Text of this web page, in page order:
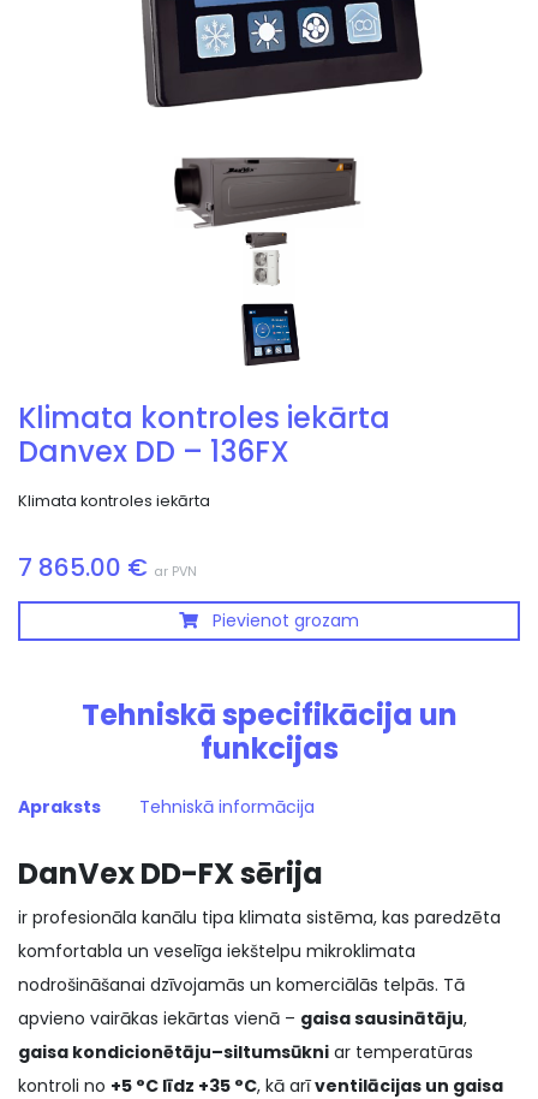
Klimata kontroles iekārta
Danvex DD – 136FX
Klimata kontroles iekārta
7 865.00 € ar PVN
Pievienot grozam
Tehniskā specifikācija un
funkcijas
Apraksts Tehniskā informācija
DanVex DD-FX sērija
ir profesionāla kanālu tipa klimata sistēma, kas paredzēta
komfortabla un veselīga iekštelpu mikroklimata
nodrošināšanai dzīvojamās un komerciālās telpās. Tā
apvieno vairākas iekārtas vienā – gaisa sausinātāju,
gaisa kondicionētāju–siltumsūkni ar temperatūras
kontroli no +5 °C līdz +35 °C, kā arīventilācijas un gaisa